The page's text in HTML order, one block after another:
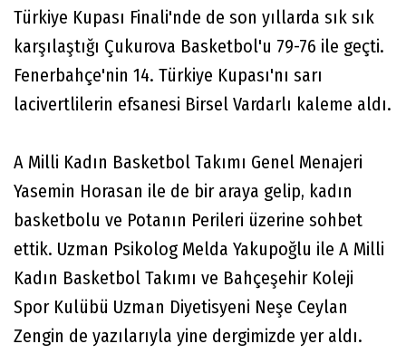
Türkiye Kupası Finali'nde de son yıllarda sık sık
karşılaştığı Çukurova Basketbol'u 79-76 ile geçti.
Fenerbahçe'nin 14. Türkiye Kupası'nı sarı
lacivertlilerin efsanesi Birsel Vardarlı kaleme aldı.
A Milli Kadın Basketbol Takımı Genel Menajeri
Yasemin Horasan ile de bir araya gelip, kadın
basketbolu ve Potanın Perileri üzerine sohbet
ettik. Uzman Psikolog Melda Yakupoğlu ile A Milli
Kadın Basketbol Takımı ve Bahçeşehir Koleji
Spor Kulübü Uzman Diyetisyeni Neşe Ceylan
Zengin de yazılarıyla yine dergimizde yer aldı.